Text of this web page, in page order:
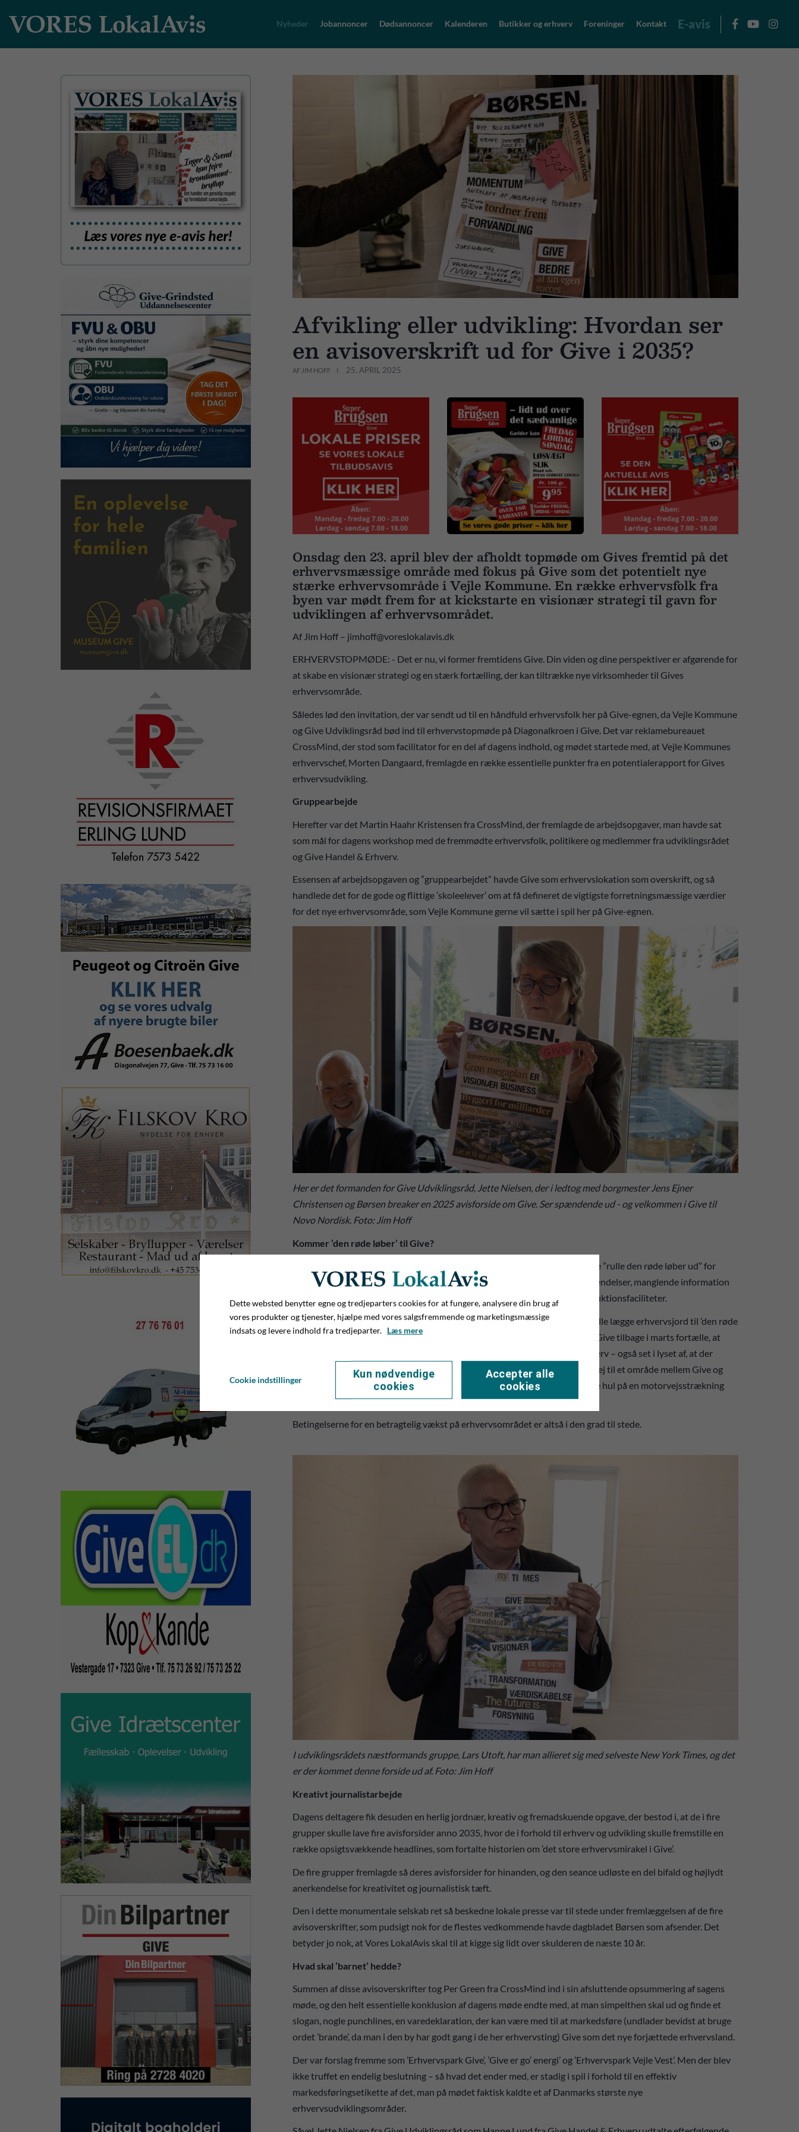
Nyheder Jobannoncer Dødsannoncer Kalenderen Butikker og erhverv Foreninger Kontakt E-avis
Afvikling eller udvikling: Hvordan ser
en avisoverskrift ud for Give i 2035?
AF JIM HOFF 25. APRIL 2025
Onsdag den 23. april blev der afholdt topmøde om Gives fremtid på det
erhvervsmæssige område med fokus på Give som det potentielt nye
stærke erhvervsområde i Vejle Kommune. En række erhvervsfolk fra
byen var mødt frem for at kickstarte en visionær strategi til gavn for
udviklingen af erhvervsområdet.
Af Jim Hoff – jimhoff@voreslokalavis.dk
ERHVERVSTOPMØDE: - Det er nu, vi former fremtidens Give. Din viden og dine perspektiver er afgørende for
at skabe en visionær strategi og en stærk fortælling, der kan tiltrække nye virksomheder til Gives
erhvervsområde.
Således lød den invitation, der var sendt ud til en håndfuld erhvervsfolk her på Give-egnen, da Vejle Kommune
og Give Udviklingsråd bød ind til erhvervstopmøde på Diagonalkroen i Give. Det var reklamebureauet
CrossMind, der stod som facilitator for en del af dagens indhold, og mødet startede med, at Vejle Kommunes
erhvervschef, Morten Dangaard, fremlagde en række essentielle punkter fra en potentialerapport for Gives
erhvervsudvikling.
Gruppearbejde
Herefter var det Martin Haahr Kristensen fra CrossMind, der fremlagde de arbejdsopgaver, man havde sat
som mål for dagens workshop med de fremmødte erhvervsfolk, politikere og medlemmer fra udviklingsrådet
og Give Handel & Erhverv.
Essensen af arbejdsopgaven og ”gruppearbejdet” havde Give som erhvervslokation som overskrift, og så
handlede det for de gode og flittige ’skoleelever’ om at få defineret de vigtigste forretningsmæssige værdier
for det nye erhvervsområde, som Vejle Kommune gerne vil sætte i spil her på Give-egnen.
Her er det formanden for Give Udviklingsråd, Jette Nielsen, der i ledtog med borgmester Jens Ejner
Christensen og Børsen breaker en 2025 avisforside om Give. Ser spændende ud - og velkommen i Give til
Novo Nordisk. Foto: Jim Hoff
Kommer ’den røde løber’ til Give?
Her skal vi lige tilbage til 2024, hvor regeringen kom med et udspil, der skulle ”rulle den røde løber ud” for
produktionsvirksomhederne og løsne op i systemet, hvor myndighedsgodkendelser, manglende information
og uigennemsigtige processer i dag kan gøre det svært at etablere nye produktionsfaciliteter.
Her kom Vejle Kommune ind i billedet som et af de områder i landet, der skulle lægge erhvervsjord til ’den røde
løber’, og her kunne borgmester Jens Ejner Christensen på et borgermøde i Give tilbage i marts fortælle, at
man i kommunen har øje på Give som et potentielt vækstområde mht. erhverv – også set i lyset af, at der
potentielt kan være en energipark med vindmøller, solceller, biogas osv. på vej til et område mellem Give og
Thyregod – plus at man i forhold til forbedret infrastruktur om få år kan tage hul på en motorvejsstrækning
mellem Give og Haderslev.
Betingelserne for en betragtelig vækst på erhvervsområdet er altså i den grad til stede.
I udviklingsrådets næstformands gruppe, Lars Utoft, har man allieret sig med selveste New York Times, og det
er der kommet denne forside ud af. Foto: Jim Hoff
Kreativt journalistarbejde
Dagens deltagere fik desuden en herlig jordnær, kreativ og fremadskuende opgave, der bestod i, at de i fire
grupper skulle lave fire avisforsider anno 2035, hvor de i forhold til erhverv og udvikling skulle fremstille en
række opsigtsvækkende headlines, som fortalte historien om ’det store erhvervsmirakel i Give’.
De fire grupper fremlagde så deres avisforsider for hinanden, og den seance udløste en del bifald og højlydt
anerkendelse for kreativitet og journalistisk tæft.
Den i dette monumentale selskab ret så beskedne lokale presse var til stede under fremlæggelsen af de fire
avisoverskrifter, som pudsigt nok for de flestes vedkommende havde dagbladet Børsen som afsender. Det
betyder jo nok, at Vores LokalAvis skal til at kigge sig lidt over skulderen de næste 10 år.
Hvad skal ’barnet’ hedde?
Summen af disse avisoverskrifter tog Per Green fra CrossMind ind i sin afsluttende opsummering af sagens
møde, og den helt essentielle konklusion af dagens møde endte med, at man simpelthen skal ud og finde et
slogan, nogle punchlines, en varedeklaration, der kan være med til at markedsføre (undlader bevidst at bruge
ordet ’brande’, da man i den by har godt gang i de her erhvervsting) Give som det nye forjættede erhvervsland.
Der var forslag fremme som ’Erhvervspark Give’, ’Give er go’ energi’ og ’Erhvervspark Vejle Vest’. Men der blev
ikke truffet en endelig beslutning – så hvad det ender med, er stadig i spil i forhold til en effektiv
markedsføringsetikette af det, man på mødet faktisk kaldte et af Danmarks største nye
erhvervsudviklingsområder.
Dette websted benytter egne og tredjeparters cookies for at fungere, analysere din brug af
vores produkter og tjenester, hjælpe med vores salgsfremmende og marketingsmæssige
indsats og levere indhold fra tredjeparter. Læs mere
Cookie indstillinger
Kun nødvendige
cookies
Accepter alle
cookies